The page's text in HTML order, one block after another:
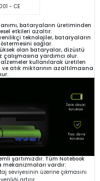
- CE
bataryaların üretiminden
etkileri azaltır.
teknolojiler, bataryaların
sağlar.
olan bataryalar, dizüstü
yardımcı olur.
kullanılarak üretilen
atık miktarının azaltılmasına
şartımızdır. Tüm Notebook
vardır:
seviyesinin üzerine çıkmasını